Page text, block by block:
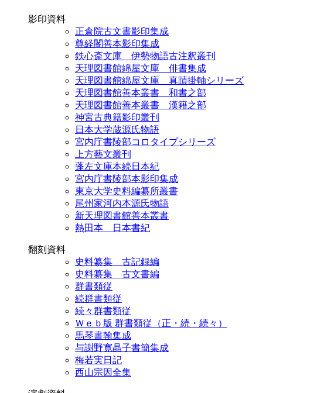
影印資料
正倉院古文書影印集成
尊経閣善本影印集成
鉄心斎文庫 伊勢物語古注釈叢刊
天理図書館綿屋文庫 俳書集成
天理図書館綿屋文庫 真蹟掛軸シリーズ
天理図書館善本叢書 和書之部
天理図書館善本叢書 漢籍之部
神宮古典籍影印叢刊
日本大学蔵源氏物語
宮内庁書陵部コロタイプシリーズ
上方藝文叢刊
蓬左文庫本続日本紀
宮内庁書陵部本影印集成
東京大学史料編纂所叢書
尾州家河内本源氏物語
新天理図書館善本叢書
熱田本 日本書紀
翻刻資料
史料纂集 古記録編
史料纂集 古文書編
群書類従
続群書類従
続々群書類従
Ｗｅｂ版 群書類従（正・続・続々）
馬琴書翰集成
与謝野寛晶子書簡集成
梅若実日記
西山宗因全集